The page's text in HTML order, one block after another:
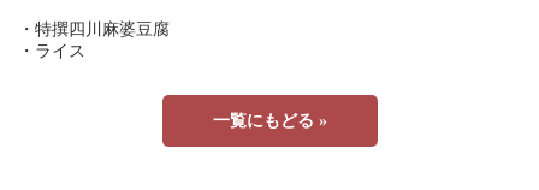
・特撰四川麻婆豆腐
・ライス
一覧にもどる »